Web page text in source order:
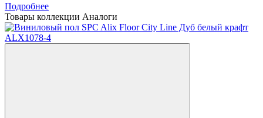
Подробнее
Товары коллекции Аналоги